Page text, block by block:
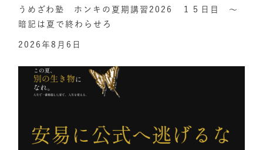
うめざわ塾 ホンキの夏期講習2026 １５日目 ～
暗記は夏で終わらせろ
2026年8月6日